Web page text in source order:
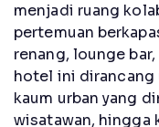
menjadi ruang
pertemuan
renang, lounge
hotel ini dirancang
kaum urban yang
wisatawan, hingga